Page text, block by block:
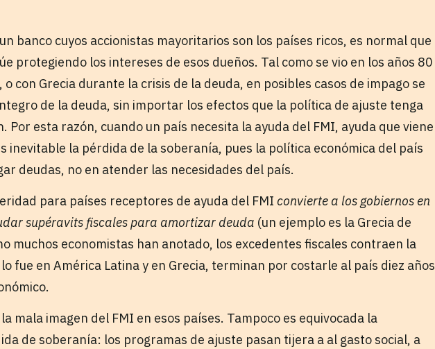
banco cuyos accionistas mayoritarios son los países ricos, es normal que
protegiendo los intereses de esos dueños. Tal como se vio en los años 80
o con Grecia durante la crisis de la deuda, en posibles casos de impago se
de la deuda, sin importar los efectos que la política de ajuste tenga
Por esta razón, cuando un país necesita la ayuda del FMI, ayuda que viene
inevitable la pérdida de la soberanía, pues la política económica del país
deudas, no en atender las necesidades del país.
para países receptores de ayuda del FMI convierte a los gobiernos en
supéravits fiscales para amortizar deuda (un ejemplo es la Grecia de
muchos economistas han anotado, los excedentes fiscales contraen la
fue en América Latina y en Grecia, terminan por costarle al país diez años
mala imagen del FMI en esos países. Tampoco es equivocada la
de soberanía: los programas de ajuste pasan tijera a al gasto social, a